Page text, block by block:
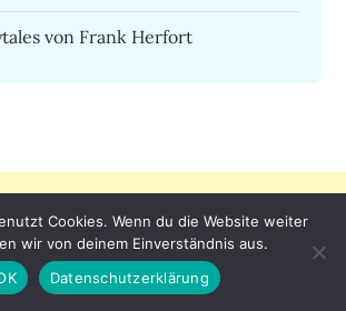
von Frank Herfort
Cookies. Wenn du die Website weiter
wir von deinem Einverständnis aus.
Datenschutzerklärung